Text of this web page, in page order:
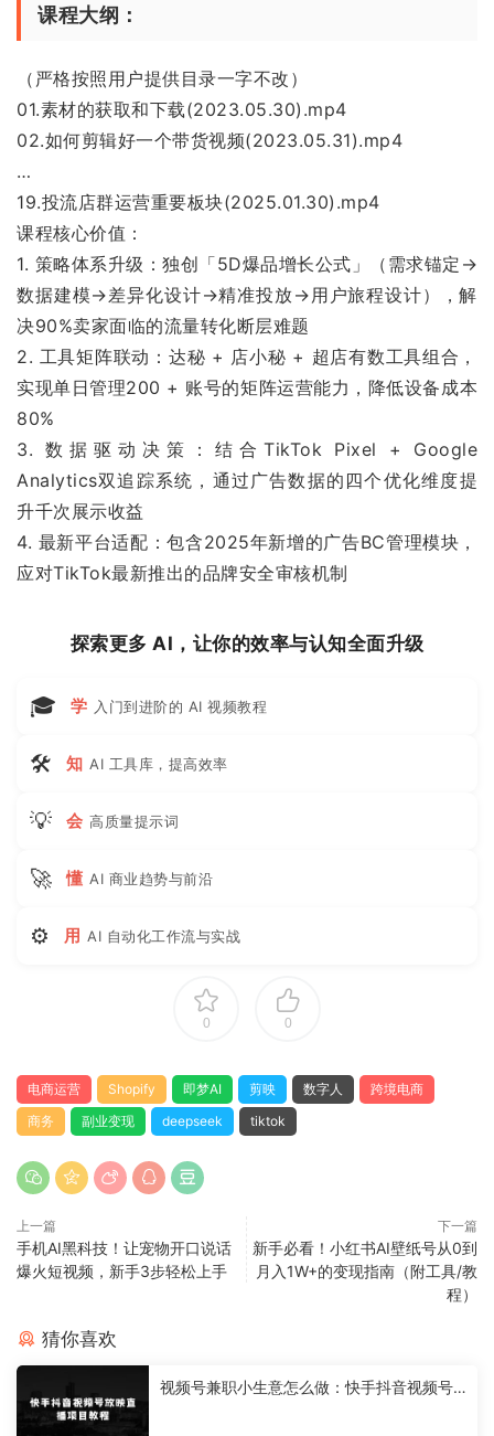
课程大纲：
（严格按照用户提供目录一字不改）
01.素材的获取和下载(2023.05.30).mp4
02.如何剪辑好一个带货视频(2023.05.31).mp4
…
19.投流店群运营重要板块(2025.01.30).mp4
课程核心价值：
1. 策略体系升级：独创「5D爆品增长公式」（需求锚定→
数据建模→差异化设计→精准投放→用户旅程设计），解
决90%卖家面临的流量转化断层难题
2. 工具矩阵联动：达秘 + 店小秘 + 超店有数工具组合，
实现单日管理200 + 账号的矩阵运营能力，降低设备成本
80%
3. 数据驱动决策：结合TikTok Pixel + Google
Analytics双追踪系统，通过广告数据的四个优化维度提
升千次展示收益
4. 最新平台适配：包含2025年新增的广告BC管理模块，
应对TikTok最新推出的品牌安全审核机制
探索更多 AI，让你的效率与认知全面升级
🎓 学 入门到进阶的 AI 视频教程
🛠 知 AI 工具库，提高效率
💡 会 高质量提示词
🚀 懂 AI 商业趋势与前沿
⚙ 用 AI 自动化工作流与实战
0 0
电商运营 Shopify 即梦AI 剪映 数字人
跨境电商
商务
副业变现 deepseek tiktok
上一篇
手机AI黑科技！让宠物开口说话
爆火短视频，新手3步轻松上手
下一篇
新手必看！小红书AI壁纸号从0到
月入1W+的变现指南（附工具/教
程）
猜你喜欢
视频号兼职小生意怎么做：快手抖音视频号